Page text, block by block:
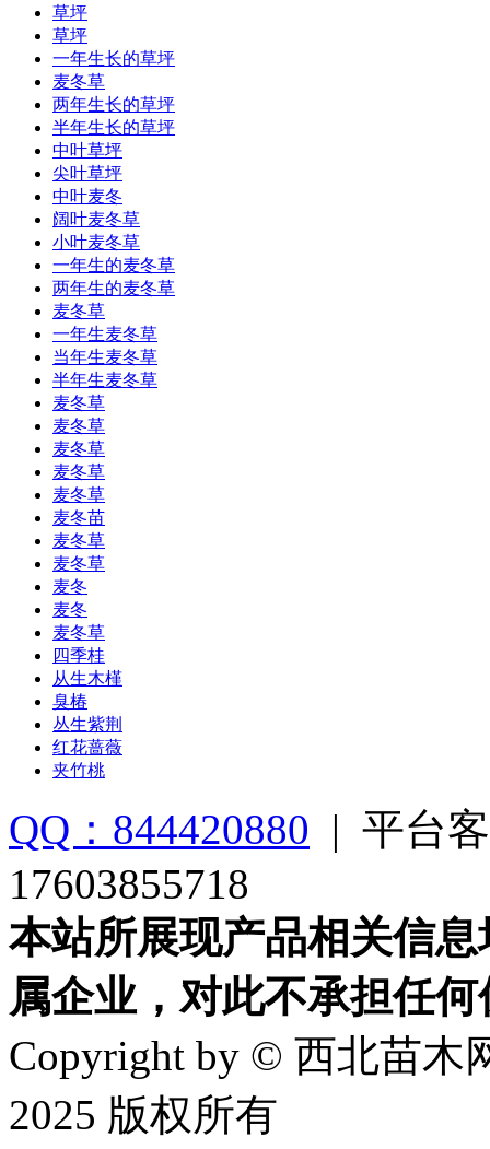
草坪
草坪
一年生长的草坪
麦冬草
两年生长的草坪
半年生长的草坪
中叶草坪
尖叶草坪
中叶麦冬
阔叶麦冬草
小叶麦冬草
一年生的麦冬草
两年生的麦冬草
麦冬草
一年生麦冬草
当年生麦冬草
半年生麦冬草
麦冬草
麦冬草
麦冬草
麦冬草
麦冬草
麦冬苗
麦冬草
麦冬草
麦冬
麦冬
麦冬草
四季桂
从生木槿
臭椿
丛生紫荆
红花蔷薇
夹竹桃
QQ：844420880 | 平台
17603855718
本站所展现产品相关信
属企业，对此不承担任
Copyright by © 西北苗木
2025 版权所有